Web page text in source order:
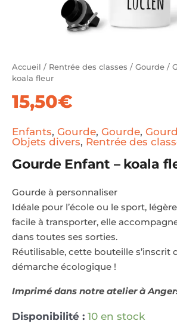
Accueil / Rentrée des classes / Gourde /
koala fleur
15,50€
Enfants, Gourde, Gourde,
Objets divers, Rentrée des
Gourde Enfant – koala
Gourde à personnaliser
Idéale pour l’école ou le sport,
facile à transporter, elle
dans toutes ses sorties.
Réutilisable, cette bouteille s’inscrit
démarche écologique !
Imprimé dans notre atelier à
Disponibilité : 10 en stock